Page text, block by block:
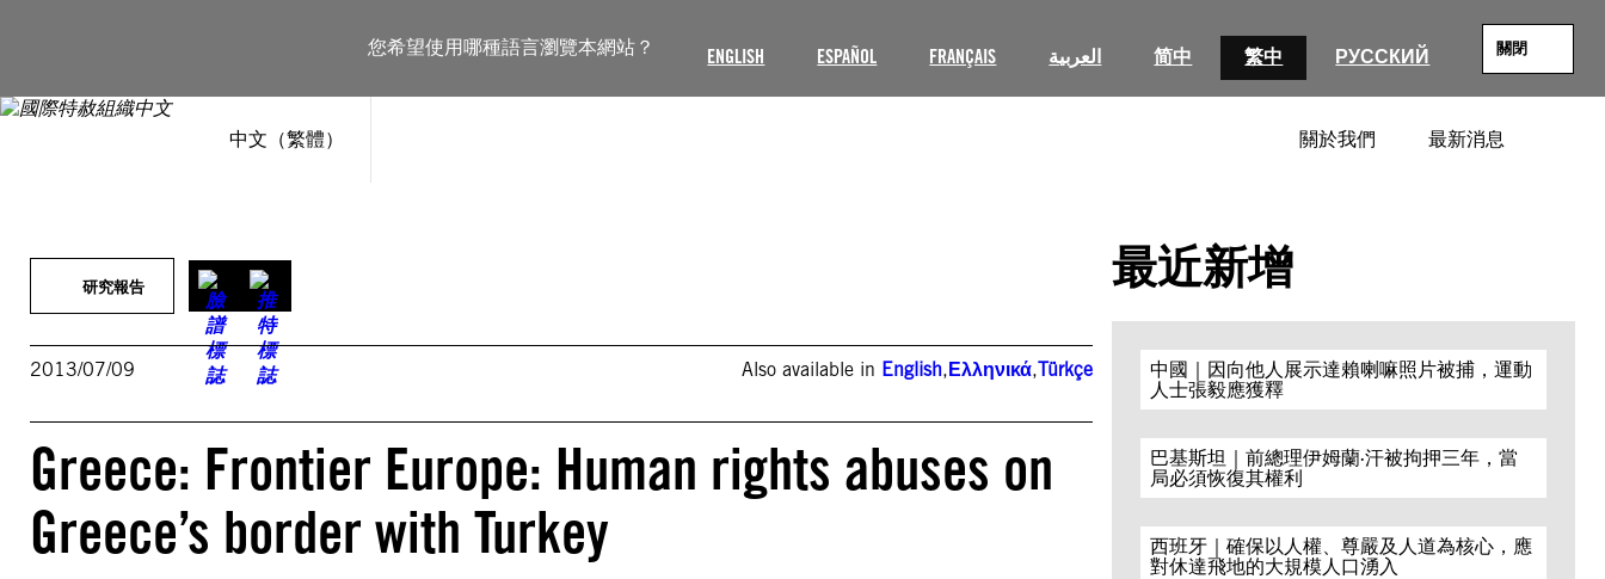
您希望使用哪種語言瀏覽本網站？ ENGLISH ESPAÑOL FRANÇAIS العربية 简中 繁中 РУССКИЙ 關閉
中文（繁體） 關於我們 最新消息
內
研究報告
2013/07/09 Also available in English,Ελληνικά,Türkçe
Greece: Frontier Europe: Human rights abuses on
Greece’s border with Turkey
最近新增
中國｜因向他人展示達賴喇嘛照片被捕，運動
人士張毅應獲釋
巴基斯坦｜前總理伊姆蘭·汗被拘押三年，當
局必須恢復其權利
西班牙｜確保以人權、尊嚴及人道為核心，應
對休達飛地的大規模人口湧入